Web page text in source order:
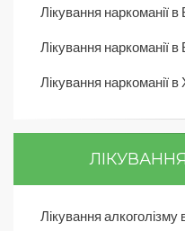
Лікування наркоманії
Лікування наркоманії в
Лікування наркоманії в
Лікування алкоголізму